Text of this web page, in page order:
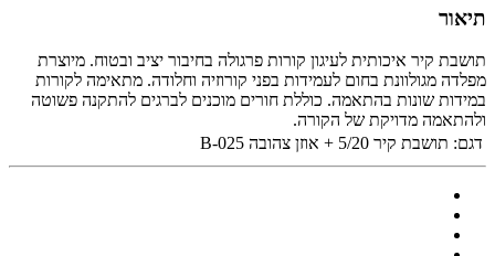
תיאור
תושבת קיר איכותית לעיגון קורות פרגולה בחיבור יציב ובטוח. מיוצרת
מפלדה מגולוונת בחום לעמידות בפני קורוזיה וחלודה. מתאימה לקורות
במידות שונות בהתאמה. כוללת חורים מוכנים לברגים להתקנה פשוטה
ולהתאמה מדויקת של הקורה.
דגם: תושבת קיר 5/20 + אוזן צהובה B-025